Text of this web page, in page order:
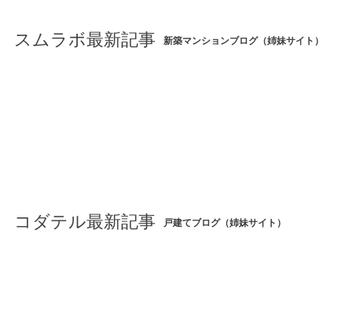
スムラボ最新記事 新築マンションブログ（姉妹サイト）
コダテル最新記事 戸建てブログ（姉妹サイト）